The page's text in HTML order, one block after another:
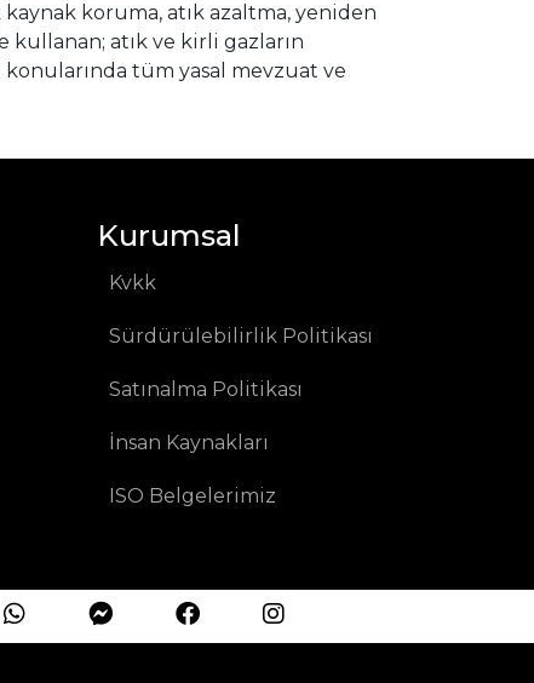
koruma, atık azaltma, yeniden
atık ve kirli gazların
tüm yasal mevzuat ve
Kurumsal
Kvkk
Sürdürülebilirlik Politikası
Satınalma Politikası
İnsan Kaynakları
ISO Belgelerimiz